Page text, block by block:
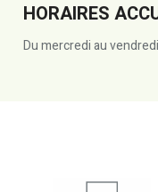
HORAIRES
Du mercredi au